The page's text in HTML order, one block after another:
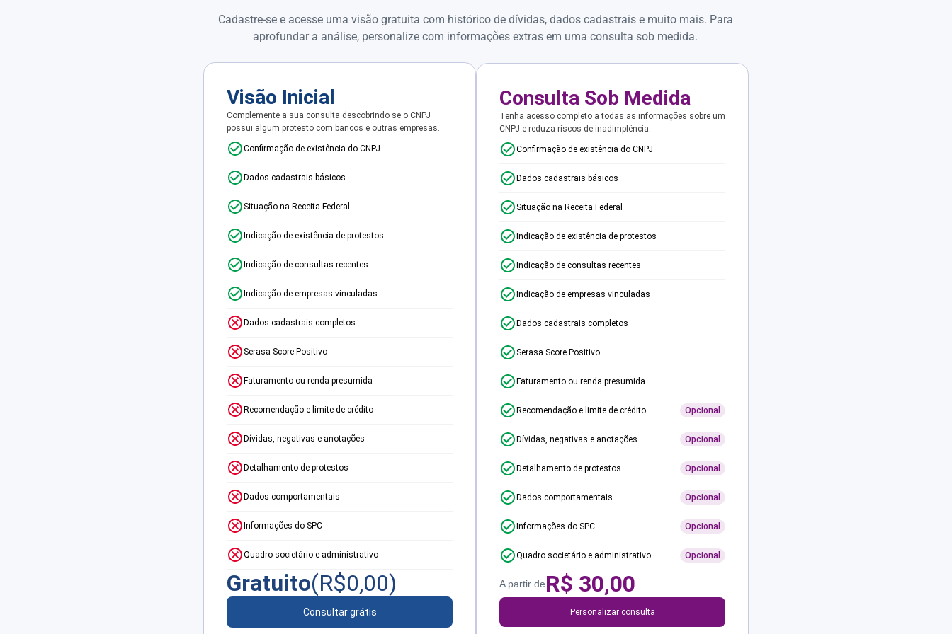
Cadastre-se e acesse uma visão gratuita com histórico de dívidas, dados cadastrais e muito mais. Para
aprofundar a análise, personalize com informações extras em uma consulta sob medida.
Visão Inicial
Complemente a sua consulta descobrindo se o CNPJ
possui algum protesto com bancos e outras empresas.
Confirmação de existência do CNPJ
Dados cadastrais básicos
Situação na Receita Federal
Indicação de existência de protestos
Indicação de consultas recentes
Indicação de empresas vinculadas
Dados cadastrais completos
Serasa Score Positivo
Faturamento ou renda presumida
Recomendação e limite de crédito
Dívidas, negativas e anotações
Detalhamento de protestos
Dados comportamentais
Informações do SPC
Quadro societário e administrativo
Gratuito(R$0,00)
Consultar grátis
Consulta Sob Medida
Tenha acesso completo a todas as informações sobre um
CNPJ e reduza riscos de inadimplência.
Confirmação de existência do CNPJ
Dados cadastrais básicos
Situação na Receita Federal
Indicação de existência de protestos
Indicação de consultas recentes
Indicação de empresas vinculadas
Dados cadastrais completos
Serasa Score Positivo
Faturamento ou renda presumida
Recomendação e limite de crédito Opcional
Dívidas, negativas e anotações Opcional
Detalhamento de protestos Opcional
Dados comportamentais Opcional
Informações do SPC Opcional
Quadro societário e administrativo Opcional
A partir deR$ 30,00
Personalizar consulta